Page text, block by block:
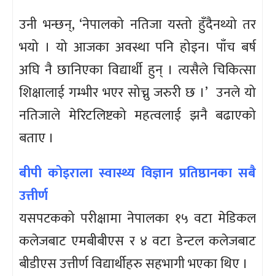
उनी भन्छन्, ‘नेपालको नतिजा यस्तो हुँदैनथ्यो तर
भयो । यो आजका अवस्था पनि होइन। पाँच बर्ष
अघि नै छानिएका विद्यार्थी हुन् । त्यसैले चिकित्सा
शिक्षालाई गम्भीर भएर सोच्नु जरुरी छ ।’ उनले यो
नतिजाले मेरिटलिष्टको महत्वलाई झनै बढाएको
बताए ।
बीपी कोइराला स्वास्थ्य विज्ञान प्रतिष्ठानका सबै
उत्तीर्ण
यसपटकको परीक्षामा नेपालका १५ वटा मेडिकल
कलेजबाट एमबीबीएस र ४ वटा डेन्टल कलेजबाट
बीडीएस उत्तीर्ण विद्यार्थीहरु सहभागी भएका थिए ।